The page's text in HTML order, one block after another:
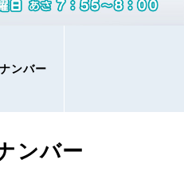
ンバー
ンバー